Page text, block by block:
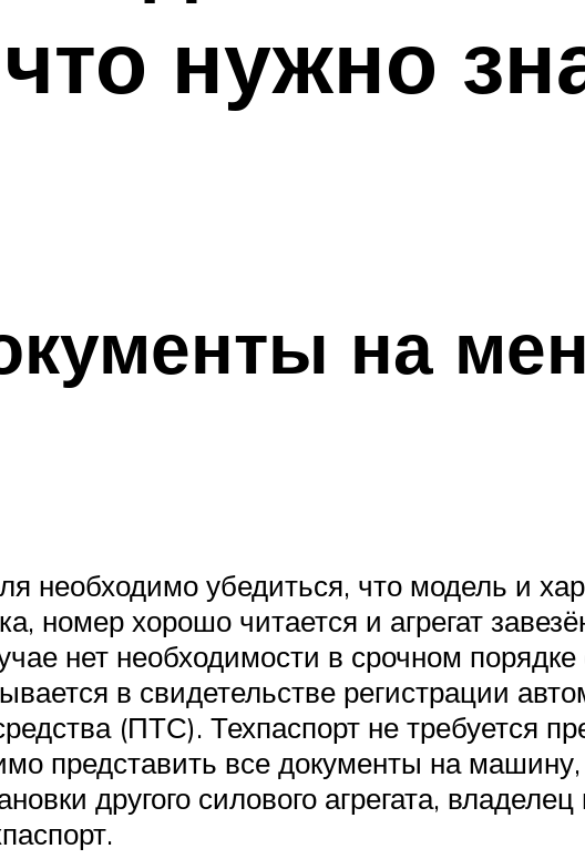
нужно
на
необходимо убедиться, что модель и
номер хорошо читается и агрегат
нет необходимости в срочном
в свидетельстве регистрации
(ПТС). Техпаспорт не требуется
представить все документы на
другого силового агрегата,